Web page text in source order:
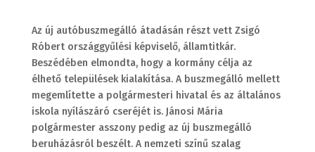
Az új autóbuszmegálló átadásán részt vett Zsigó
Róbert országgyűlési képviselő, államtitkár.
Beszédében elmondta, hogy a kormány célja az
élhető települések kialakítása. A buszmegálló mellett
megemlítette a polgármesteri hivatal és az általános
iskola nyílászáró cseréjét is. Jánosi Mária
polgármester asszony pedig az új buszmegálló
beruházásról beszélt. A nemzeti színű szalag